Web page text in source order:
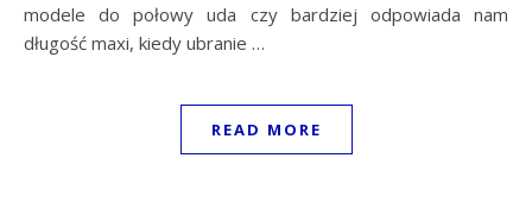
modele do połowy uda czy bardziej odpowiada nam
długość maxi, kiedy ubranie …
READ MORE